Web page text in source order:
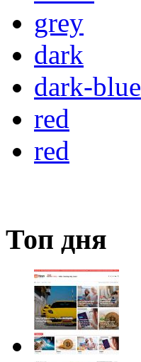
grey
dark
dark-blue
red
red
Топ дня